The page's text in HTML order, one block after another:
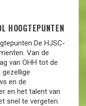
HOOGTEPUNTEN
De HJSC-
Van de
van OHH tot de
en de
en het talent van
snel te vergeten.